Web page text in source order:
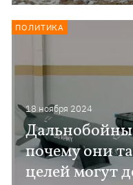
18 ноября 2024
почему они
целей могут
ПОЛИТИКА